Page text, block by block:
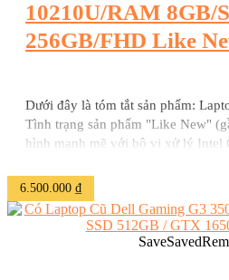
10210U/RAM 8GB/
256GB/FHD Like
Dưới đây là tóm tắt sản phẩm:
Tình trạng sản phẩm "Like New"
hình mạnh mẽ với bộ vi xử lý Intel
nét. Thiết kế chuyên nghiệp,
được làm từ chất liệu nhựa chắc ...
6.500.000 ₫
SaveSaved